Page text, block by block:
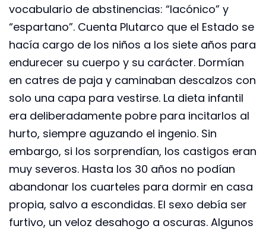
vocabulario de abstinencias: “lacónico” y
“espartano”. Cuenta Plutarco que el Estado se
hacía cargo de los niños a los siete años para
endurecer su cuerpo y su carácter. Dormían
en catres de paja y caminaban descalzos con
solo una capa para vestirse. La dieta infantil
era deliberadamente pobre para incitarlos al
hurto, siempre aguzando el ingenio. Sin
embargo, si los sorprendían, los castigos eran
muy severos. Hasta los 30 años no podían
abandonar los cuarteles para dormir en casa
propia, salvo a escondidas. El sexo debía ser
furtivo, un veloz desahogo a oscuras. Algunos